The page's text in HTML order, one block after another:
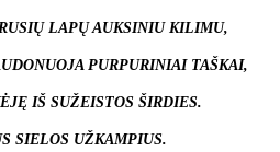
LAPŲ AUKSINIU KILIMU,
PURPURINIAI TAŠKAI,
IŠ SUŽEISTOS ŠIRDIES.
SIELOS UŽKAMPIUS.